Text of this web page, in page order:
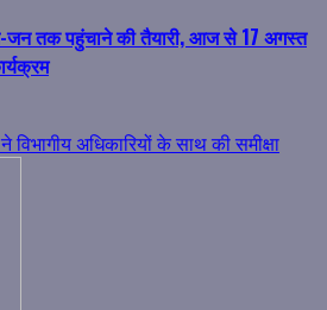
जन तक पहुंचाने की तैयारी, आज से 17 अगस्त
विभागीय अधिकारियों के साथ की समीक्षा